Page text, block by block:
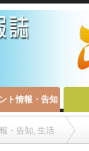
ト情報・告知
・告知, 生活